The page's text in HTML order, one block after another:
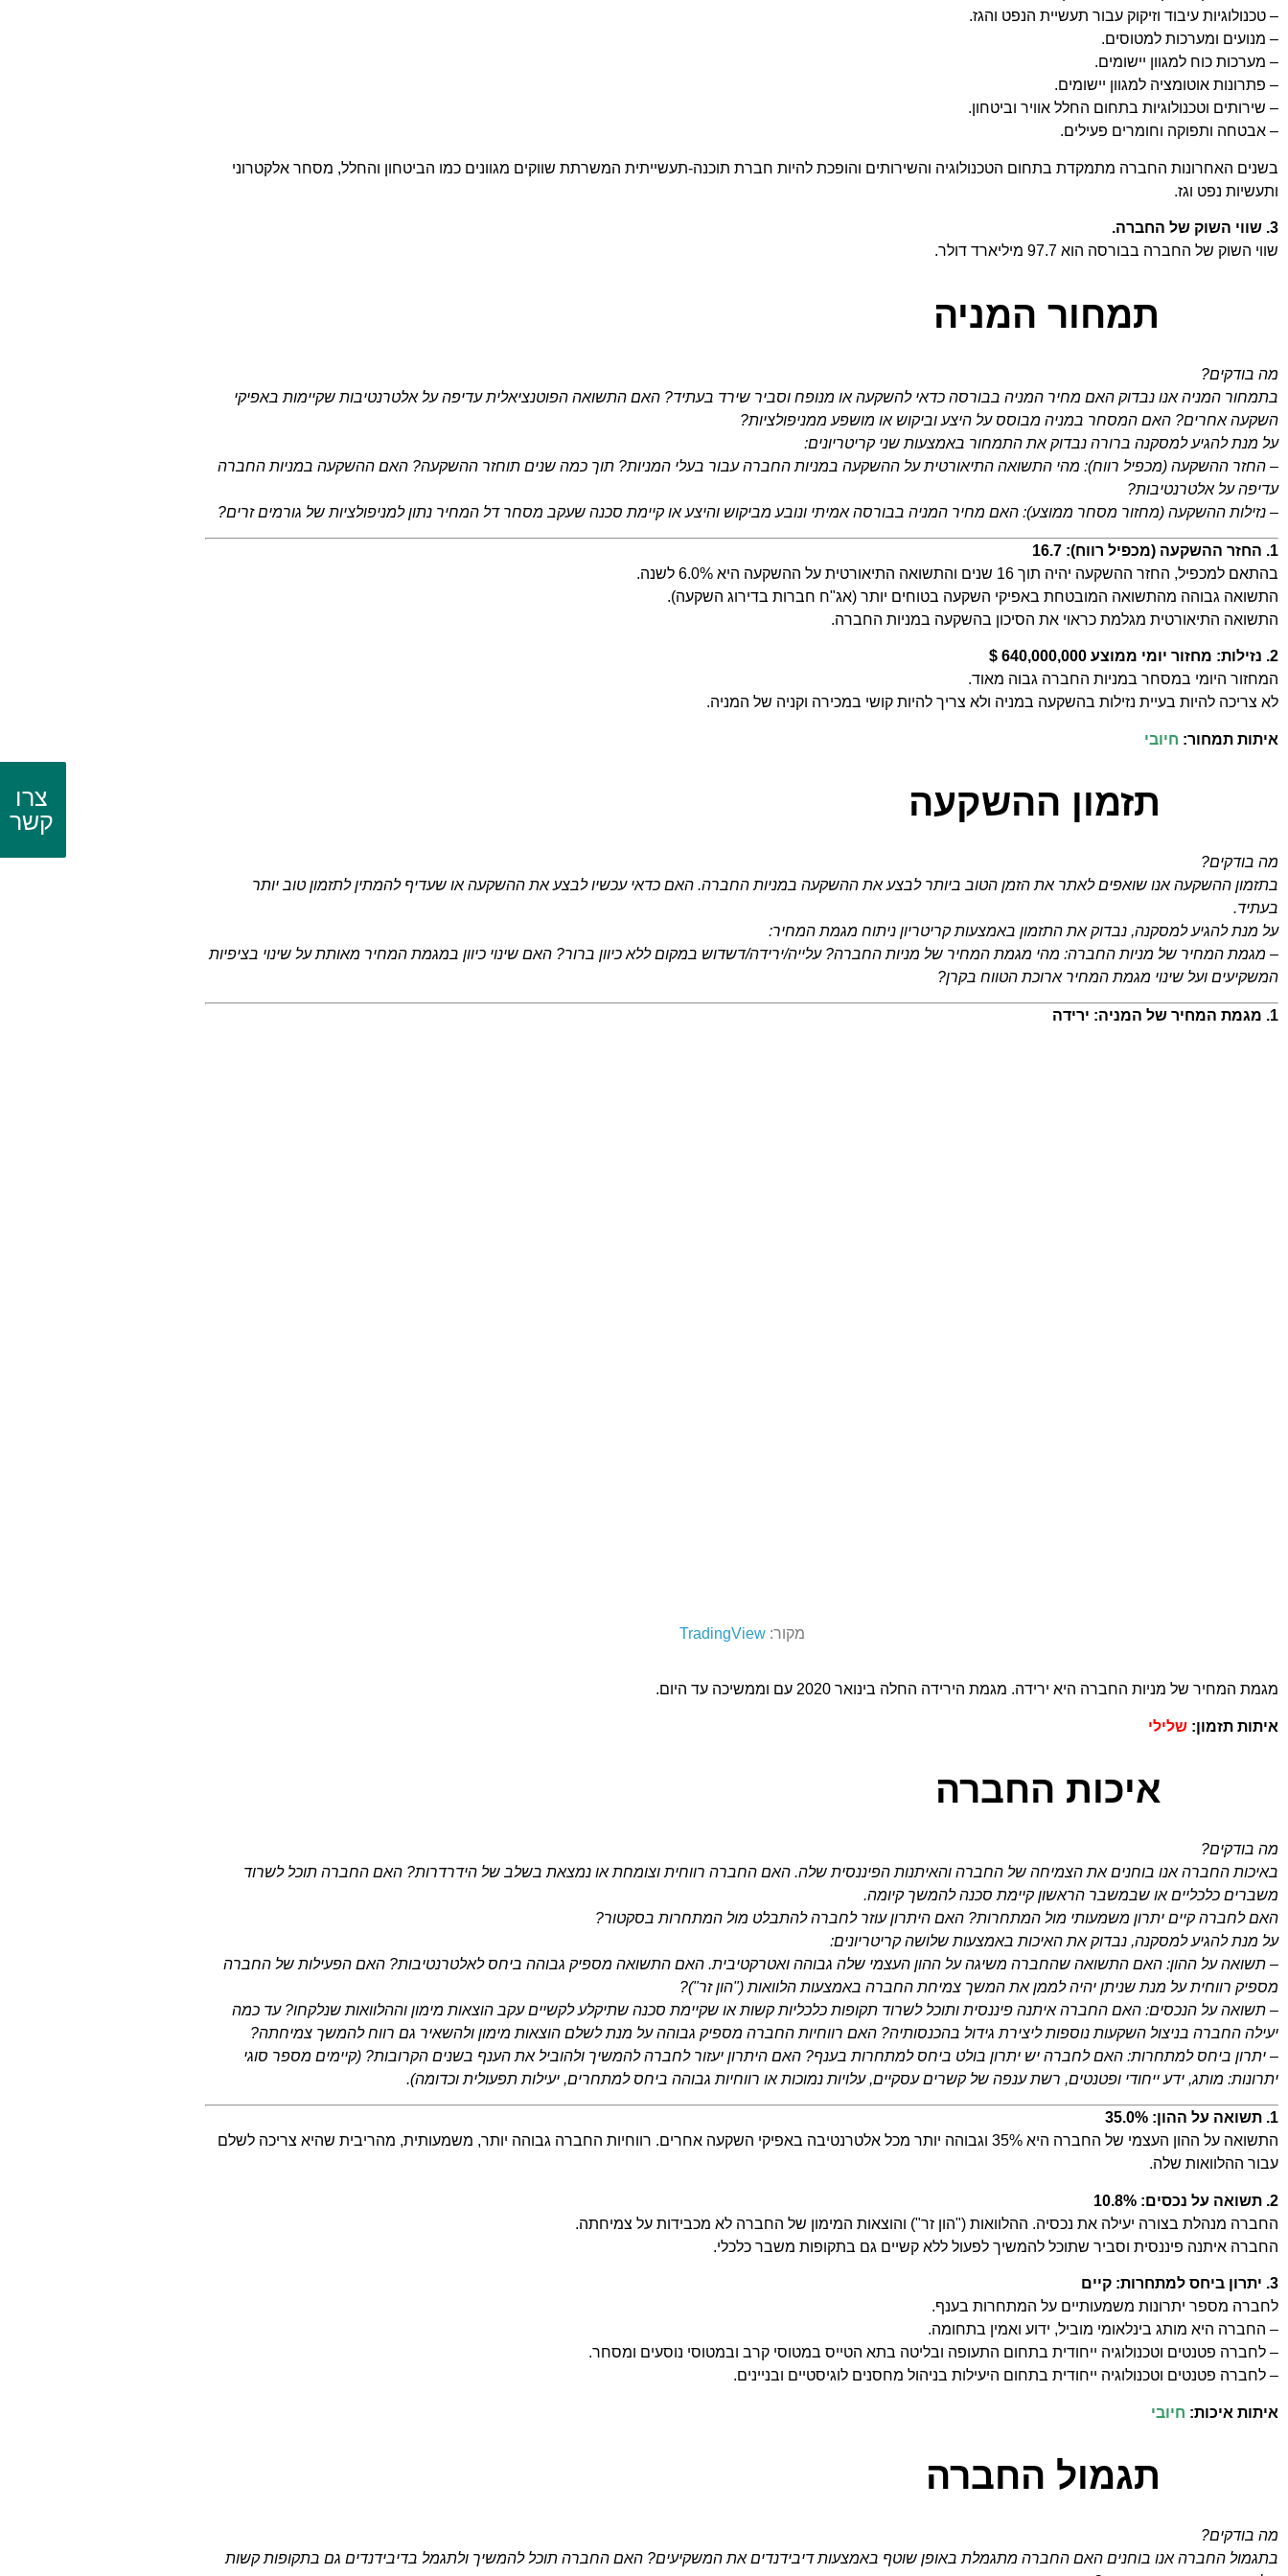
– טכנולוגיות עיבוד וזיקוק עבור תעשיית הנפט והגז.
– מנועים ומערכות למטוסים.
– מערכות כוח למגוון יישומים.
– פתרונות אוטומציה למגוון יישומים.
– שירותים וטכנולוגיות בתחום החלל אוויר וביטחון.
– אבטחה ותפוקה וחומרים פעילים.
בשנים האחרונות החברה מתמקדת בתחום הטכנולוגיה והשירותים והופכת להיות חברת תוכנה-תעשייתית המשרתת שווקים מגוונים כמו הביטחון והחלל, מסחר אלקטרוני
ותעשיות נפט וגז.
3. שווי השוק של החברה.
שווי השוק של החברה בבורסה הוא 97.7 מיליארד דולר.
תמחור המניה
מה בודקים?
בתמחור המניה אנו נבדוק האם מחיר המניה בבורסה כדאי להשקעה או מנופח וסביר שירד בעתיד? האם התשואה הפוטנציאלית עדיפה על אלטרנטיבות שקיימות באפיקי
השקעה אחרים? האם המסחר במניה מבוסס על היצע וביקוש או מושפע ממניפולציות?
על מנת להגיע למסקנה ברורה נבדוק את התמחור באמצעות שני קריטריונים:
– החזר ההשקעה (מכפיל רווח): מהי התשואה התיאורטית על ההשקעה במניות החברה עבור בעלי המניות? תוך כמה שנים תוחזר ההשקעה? האם ההשקעה במניות החברה
עדיפה על אלטרנטיבות?
– נזילות ההשקעה (מחזור מסחר ממוצע): האם מחיר המניה בבורסה אמיתי ונובע מביקוש והיצע או קיימת סכנה שעקב מסחר דל המחיר נתון למניפולציות של גורמים זרים?
1. החזר ההשקעה (מכפיל רווח): 16.7
בהתאם למכפיל, החזר ההשקעה יהיה תוך 16 שנים והתשואה התיאורטית על ההשקעה היא 6.0% לשנה.
התשואה גבוהה מהתשואה המובטחת באפיקי השקעה בטוחים יותר (אג"ח חברות בדירוג השקעה).
התשואה התיאורטית מגלמת כראוי את הסיכון בהשקעה במניות החברה.
2. נזילות: מחזור יומי ממוצע 640,000,000 $
המחזור היומי במסחר במניות החברה גבוה מאוד.
לא צריכה להיות בעיית נזילות בהשקעה במניה ולא צריך להיות קושי במכירה וקניה של המניה.
איתות תמחור: חיובי
תזמון ההשקעה
מה בודקים?
בתזמון ההשקעה אנו שואפים לאתר את הזמן הטוב ביותר לבצע את ההשקעה במניות החברה. האם כדאי עכשיו לבצע את ההשקעה או שעדיף להמתין לתזמון טוב יותר
בעתיד.
על מנת להגיע למסקנה, נבדוק את התזמון באמצעות קריטריון ניתוח מגמת המחיר:
– מגמת המחיר של מניות החברה: מהי מגמת המחיר של מניות החברה? עלייה/ירידה/דשדוש במקום ללא כיוון ברור? האם שינוי כיוון במגמת המחיר מאותת על שינוי בציפיות
המשקיעים ועל שינוי מגמת המחיר ארוכת הטווח בקרן?
1. מגמת המחיר של המניה: ירידה
מקור:TradingView
מגמת המחיר של מניות החברה היא ירידה. מגמת הירידה החלה בינואר 2020 עם וממשיכה עד היום.
איתות תזמון: שלילי
איכות החברה
מה בודקים?
באיכות החברה אנו בוחנים את הצמיחה של החברה והאיתנות הפיננסית שלה. האם החברה רווחית וצומחת או נמצאת בשלב של הידרדרות? האם החברה תוכל לשרוד
משברים כלכליים או שבמשבר הראשון קיימת סכנה להמשך קיומה.
האם לחברה קיים יתרון משמעותי מול המתחרות? האם היתרון עוזר לחברה להתבלט מול המתחרות בסקטור?
על מנת להגיע למסקנה, נבדוק את האיכות באמצעות שלושה קריטריונים:
– תשואה על ההון: האם התשואה שהחברה משיגה על ההון העצמי שלה גבוהה ואטרקטיבית. האם התשואה מספיק גבוהה ביחס לאלטרנטיבות? האם הפעילות של החברה
מספיק רווחית על מנת שניתן יהיה לממן את המשך צמיחת החברה באמצעות הלוואות ("הון זר")?
– תשואה על הנכסים: האם החברה איתנה פיננסית ותוכל לשרוד תקופות כלכליות קשות או שקיימת סכנה שתיקלע לקשיים עקב הוצאות מימון וההלוואות שנלקחו? עד כמה
יעילה החברה בניצול השקעות נוספות ליצירת גידול בהכנסותיה? האם רווחיות החברה מספיק גבוהה על מנת לשלם הוצאות מימון ולהשאיר גם רווח להמשך צמיחתה?
– יתרון ביחס למתחרות: האם לחברה יש יתרון בולט ביחס למתחרות בענף? האם היתרון יעזור לחברה להמשיך ולהוביל את הענף בשנים הקרובות? (קיימים מספר סוגי
יתרונות: מותג, ידע ייחודי ופטנטים, רשת ענפה של קשרים עסקיים, עלויות נמוכות או רווחיות גבוהה ביחס למתחרים, יעילות תפעולית וכדומה).
1. תשואה על ההון: 35.0%
התשואה על ההון העצמי של החברה היא 35% וגבוהה יותר מכל אלטרנטיבה באפיקי השקעה אחרים. רווחיות החברה גבוהה יותר, משמעותית, מהריבית שהיא צריכה לשלם
עבור ההלוואות שלה.
2. תשואה על נכסים: 10.8%
החברה מנהלת בצורה יעילה את נכסיה. ההלוואות ("הון זר") והוצאות המימון של החברה לא מכבידות על צמיחתה.
החברה איתנה פיננסית וסביר שתוכל להמשיך לפעול ללא קשיים גם בתקופות משבר כלכלי.
3. יתרון ביחס למתחרות: קיים
לחברה מספר יתרונות משמעותיים על המתחרות בענף.
– החברה היא מותג בינלאומי מוביל, ידוע ואמין בתחומה.
– לחברה פטנטים וטכנולוגיה ייחודית בתחום התעופה ובליטה בתא הטייס במטוסי קרב ובמטוסי נוסעים ומסחר.
– לחברה פטנטים וטכנולוגיה ייחודית בתחום היעילות בניהול מחסנים לוגיסטיים ובניינים.
איתות איכות: חיובי
תגמול החברה
מה בודקים?
בתגמול החברה אנו בוחנים האם החברה מתגמלת באופן שוטף באמצעות דיבידנדים את המשקיעים? האם החברה תוכל להמשיך ולתגמל בדיבידנדים גם בתקופות קשות
צרו
קשר